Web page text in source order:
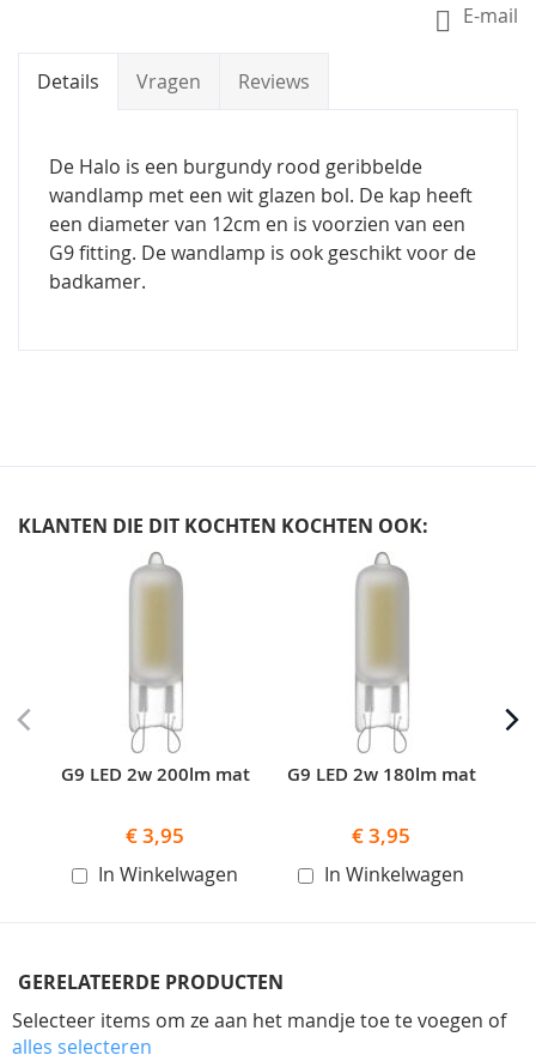
E-mail
Details Vragen Reviews
De Halo is een burgundy rood geribbelde
wandlamp met een wit glazen bol. De kap heeft
een diameter van 12cm en is voorzien van een
G9 fitting. De wandlamp is ook geschikt voor de
badkamer.
KLANTEN DIE DIT KOCHTEN KOCHTEN OOK:
G9 LED 2w 200lm mat
€ 3,95
In Winkelwagen
G9 LED 2w 180lm mat
€ 3,95
In Winkelwagen
GERELATEERDE PRODUCTEN
Selecteer items om ze aan het mandje toe te voegen of
alles selecteren